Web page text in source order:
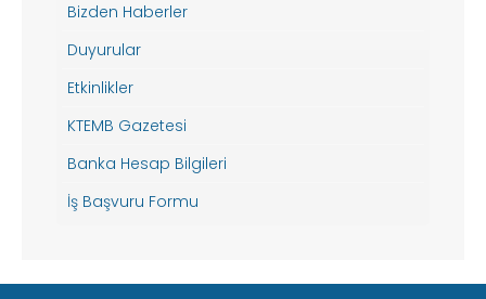
Bizden Haberler
Duyurular
Etkinlikler
KTEMB Gazetesi
Banka Hesap Bilgileri
İş Başvuru Formu